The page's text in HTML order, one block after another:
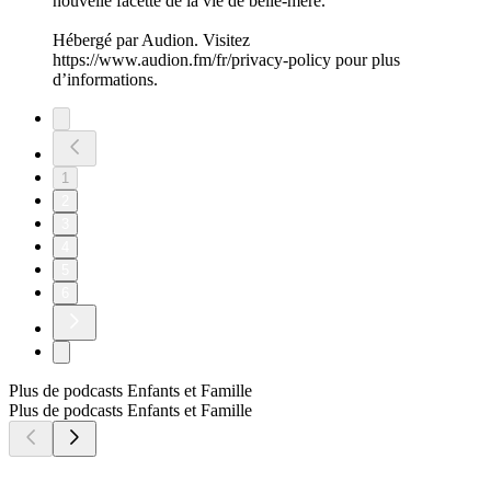
Pauline : "tout est si facile avec mes beaux-enfants que je n’ai
presque pas la notion de famille recomposée”
Dans ce nouvel épisode de Belle-Mère épuisée, nous
rencontrons Pauline. Mère et belle-mère, Pauline se confie sur
son quotidien avec...5 garçons à la maison ! Quelle est sa
relation avec ses deux beaux-enfants, comment s'est passée
parentalité avec beaucoup de tendresse.
https://www.audion.fm/fr/privacy-policy pour plus
d’informations.